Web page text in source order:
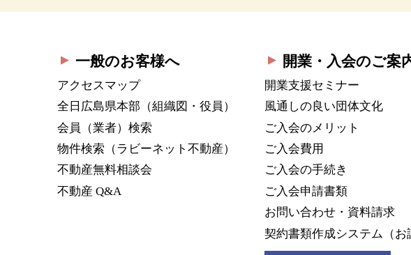
一般のお客様へ
アクセスマップ
全日広島県本部 （組織図・役員）
会員（業者）検索
物件検索 （ラビーネット不動産）
不動産無料相談会
不動産 Q&A
開業・入会のご案
開業支援セミナー
風通しの良い団体文化
ご入会のメリット
ご入会費用
ご入会の手続き
ご入会申請書類
お問い合わせ・資料請求
契約書類作成システム
（